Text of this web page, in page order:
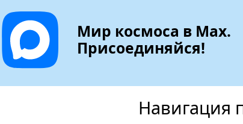
Мир космоса в Max.
Присоединяйся!
Навигация